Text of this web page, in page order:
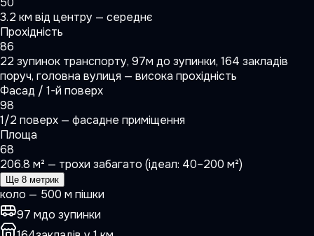
3.2 км від центру — середнє
Прохідність
86
22 зупинок транспорту, 97м до зупинки, 164 закладів
поруч, головна вулиця — висока прохідність
Фасад / 1-й поверх
98
1/2 поверх — фасадне приміщення
Площа
68
206.8 м² — трохи забагато (ідеал: 40–200 м²)
Ще 8 метрик
коло — 500 м пішки
97 мдо зупинки